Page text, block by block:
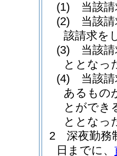
(1)
当該
(2)
当該
該請求を
(3)
当該
ととなっ
(4)
当該
あるもの
とができ
ととなっ
2
深夜勤務
日までに、